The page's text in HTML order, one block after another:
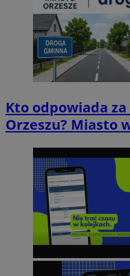
Kto odpowiada
Orzeszu? Miasto